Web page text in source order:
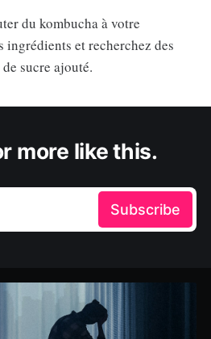
du kombucha à votre
et recherchez des
sucre ajouté.
more like this.
Subscribe